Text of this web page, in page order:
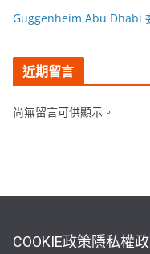
Guggenheim Abu Dhabi
近期留言
尚無留言可供顯示。
COOKIE政策隱私權